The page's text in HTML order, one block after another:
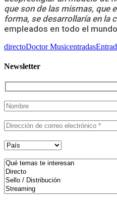
que son de las mismas, que
forma, se desarrollaría en la
empleados en todo el
directoDoctor Musicentradas
Newsletter